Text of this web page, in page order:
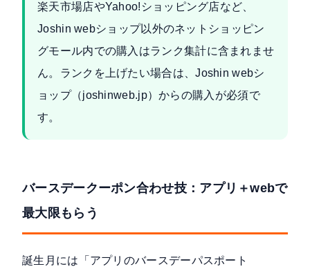
楽天市場店やYahoo!ショッピング店など、
Joshin webショップ以外のネットショッピン
グモール内での購入はランク集計に含まれませ
ん。ランクを上げたい場合は、Joshin webシ
ョップ（joshinweb.jp）からの購入が必須で
す。
バースデークーポン合わせ技：アプリ＋webで
最大限もらう
誕生月には「アプリのバースデーパスポート